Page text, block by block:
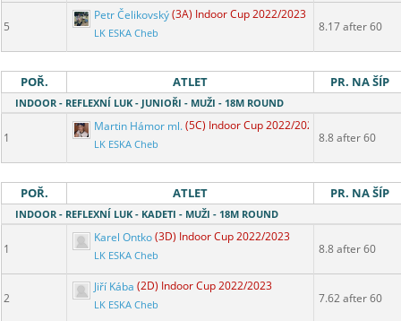
5
Petr Čelikovský(3A) Indoor Cup 2022/2023
LK ESKA Cheb 8.17 after 60
POŘ. ATLET PR. NA ŠÍP
INDOOR - REFLEXNÍ LUK - JUNIOŘI - MUŽI - 18M ROUND
1
Martin Hámor ml.(5C) Indoor Cup 2022/2023
LK ESKA Cheb 8.8 after 60
POŘ. ATLET PR. NA ŠÍP
INDOOR - REFLEXNÍ LUK - KADETI - MUŽI - 18M ROUND
1
Karel Ontko(3D) Indoor Cup 2022/2023
LK ESKA Cheb 8.8 after 60
2
Jiří Kába (2D) Indoor Cup 2022/2023
LK ESKA Cheb 7.62 after 60